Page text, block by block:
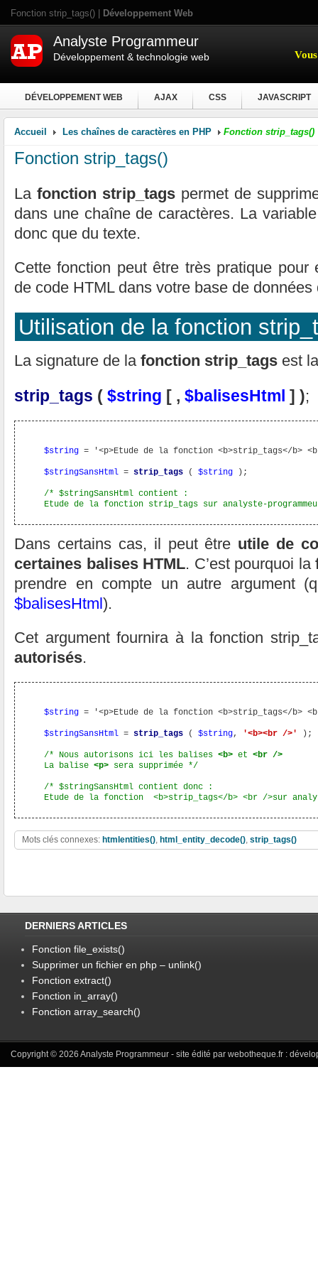
Fonction strip_tags() | Développement Web
Analyste Programmeur
Développement & technologie web
DÉVELOPPEMENT WEB AJAX CSS JAVASCRIPT
Accueil Les chaînes de caractères en PHP Fonction strip_tags()
Fonction strip_tags()
La fonction strip_tags permet de
dans une chaîne de caractères. La
donc que du texte.
Cette fonction peut être très pratique pour
de code HTML dans votre base de données
Utilisation de la fonction
La signature de la fonction strip_tags est
strip_tags ( $string [ , $balisesHtml ] );
$string = '<p>Etude de la fonction <b>strip_tags</b>
$stringSansHtml = strip_tags ( $string );
/* $stringSansHtml contient :
Etude de la fonction strip_tags sur analyste-
Dans certains cas, il peut être utile de
certaines balises HTML. C’est pourquoi la
prendre en compte un autre argument
$balisesHtml).
Cet argument fournira à la fonction
autorisés.
$string = '<p>Etude de la fonction <b>strip_tags</b>
$stringSansHtml = strip_tags ( $string, '<b><br />' );
/* Nous autorisons ici les balises <b> et <br />
   La balise
<p> sera supprimée */
/* $stringSansHtml contient donc :
Etude de la fonction  <b>strip_tags</b> <br />sur
Mots clés connexes: htmlentities(), html_entity_decode(), strip_tags()
DERNIERS ARTICLES
Fonction file_exists()
Supprimer un fichier en php – unlink()
Fonction extract()
Fonction in_array()
Fonction array_search()
Copyright © 2026 Analyste Programmeur - site édité par webotheque.fr :